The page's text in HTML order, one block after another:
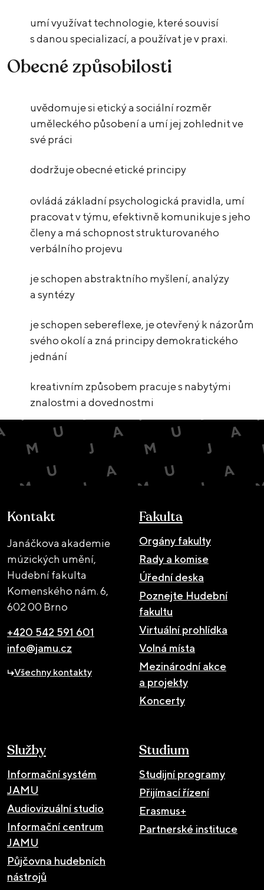
umí využívat technologie, které souvisí
s danou specializací, a používat je v praxi.
Obecné způsobilosti
uvědomuje si etický a sociální rozměr
uměleckého působení a umí jej zohlednit ve
své práci
dodržuje obecné etické principy
ovládá základní psychologická pravidla, umí
pracovat v týmu, efektivně komunikuje s jeho
členy a má schopnost strukturovaného
verbálního projevu
je schopen abstraktního myšlení, analýzy
a syntézy
je schopen sebereflexe, je otevřený k názorům
svého okolí a zná principy demokratického
jednání
kreativním způsobem pracuje s nabytými
znalostmi a dovednostmi
Kontakt
Janáčkova akademie
múzických umění,
Hudební fakulta
Komenského nám. 6,
602 00 Brno
+420 542 591 601
info@jamu.cz
Všechny kontakty
Fakulta
Orgány fakulty
Rady a komise
Úřední deska
Poznejte Hudební
fakultu
Virtuální prohlídka
Volná místa
Mezinárodní akce
a projekty
Koncerty
Služby
Informační systém
JAMU
Audiovizuální studio
Informační centrum
JAMU
Půjčovna hudebních
nástrojů
Studium
Studijní programy
Přijímací řízení
Erasmus+
Partnerské instituce